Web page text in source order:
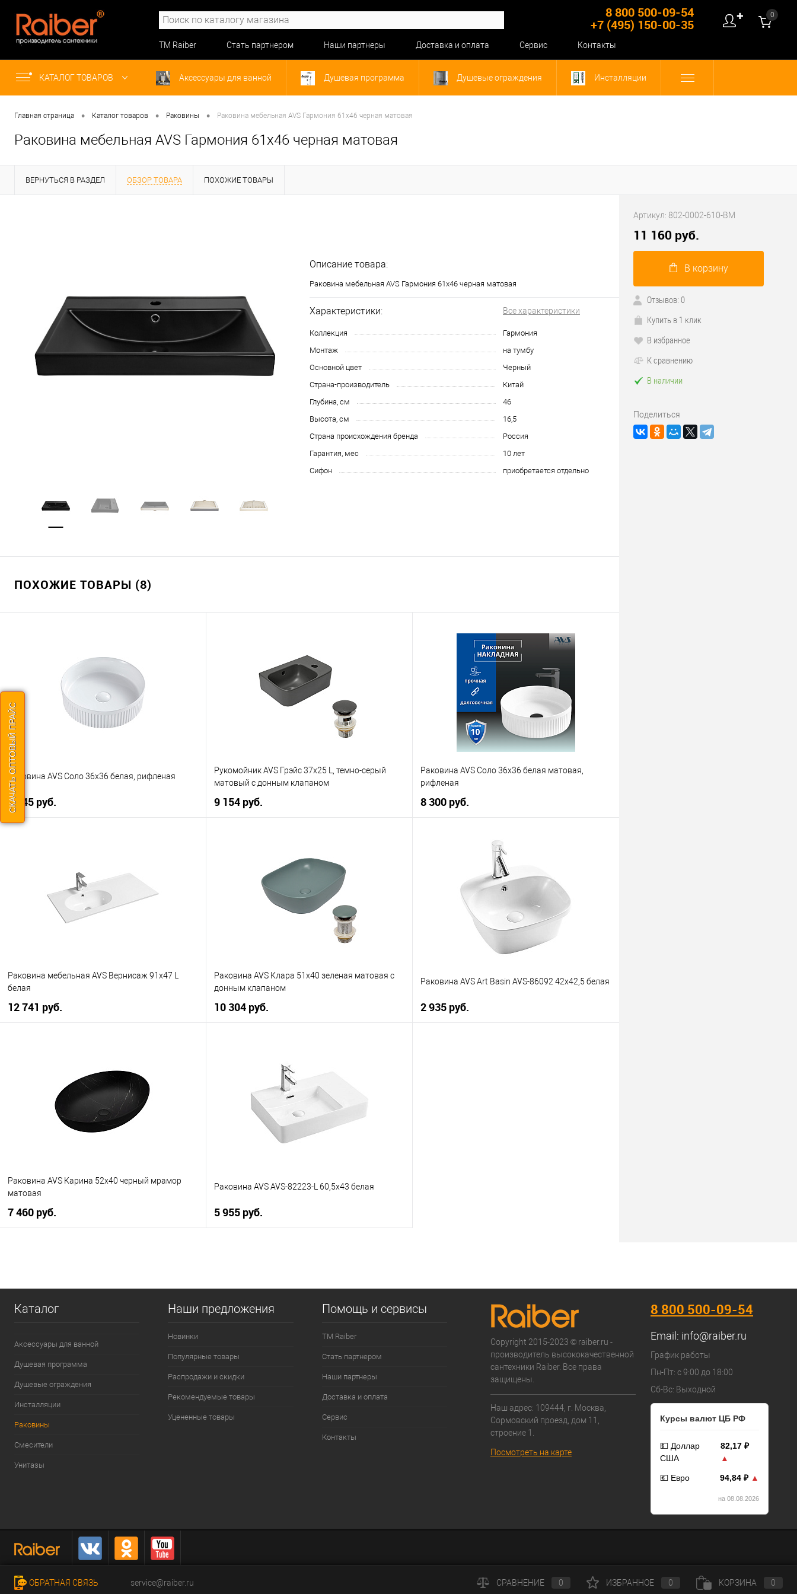
8 800 500-09-54
+7 (495) 150-00-35
ТМ Raiber Стать партнером Наши партнеры Доставка и оплата Сервис Контакты
✚ 0
КАТАЛОГ ТОВАРОВ Аксессуары для ванной Душевая программа Душевые ограждения Инсталляции
Главная страница • Каталог товаров • Раковины • Раковина мебельная AVS Гармония 61x46 черная матовая
Раковина мебельная AVS Гармония 61x46 черная матовая
ВЕРНУТЬСЯ В РАЗДЕЛ ОБЗОР ТОВАРА ПОХОЖИЕ ТОВАРЫ
Описание товара:
Раковина мебельная AVS Гармония 61x46 черная матовая
Характеристики: Все характеристики
Коллекция
Гармония
Монтаж
на тумбу
Основной цвет
Черный
Страна-производитель
Китай
Глубина, см
46
Высота, см
16,5
Страна происхождения бренда
Россия
Гарантия, мес
10 лет
Сифон
приобретается отдельно
ПОХОЖИЕ ТОВАРЫ (8)
Раковина AVS Соло 36x36 белая, рифленая
6 545 руб.
Рукомойник AVS Грэйс 37x25 L, темно-серый
матовый с донным клапаном
9 154 руб.
Купить в 1 клик
К сравнению
В избранное
В наличии
Раковина AVS Соло 36x36 белая матовая,
рифленая
8 300 руб.
В избранное
В наличии
Раковина мебельная AVS Вернисаж 91х47 L
белая
12 741 руб.
К сравнению
В избранное
В наличии
Раковина AVS Клара 51x40 зеленая матовая с
донным клапаном
10 304 руб.
В избранное
Раковина AVS Art Basin AVS-86092 42х42,5 белая
2 935 руб.
Раковина AVS Карина 52x40 черный мрамор
матовая
7 460 руб.
Раковина AVS AVS-82223-L 60,5х43 белая
5 955 руб.
Артикул: 802-0002-610-BM
11 160 руб.
В корзину
Отзывов: 0
Купить в 1 клик
В избранное
К сравнению
В наличии
Поделиться
Каталог
Аксессуары для ванной
Душевая программа
Душевые ограждения
Инсталляции
Раковины
Смесители
Унитазы
Наши предложения
Новинки
Популярные товары
Распродажи и скидки
Рекомендуемые товары
Уцененные товары
Помощь и сервисы
ТМ Raiber
Стать партнером
Наши партнеры
Доставка и оплата
Сервис
Контакты
Copyright 2015-2023 © raiber.ru -
производитель высококачественной
сантехники Raiber. Все права
защищены.
Наш адрес: 109444, г. Москва,
Cормовский проезд, дом 11,
строение 1.
Посмотреть на карте
8 800 500-09-54
Email: info@raiber.ru
График работы
Пн-Пт: с 9:00 до 18:00
Сб-Вс: Выходной
Курсы валют ЦБ РФ
💵 Доллар
США
82,17 ₽
▲
💶 Евро 94,84 ₽ ▲
на 08.08.2026
СКАЧАТЬ ОПТОВЫЙ ПРАЙС
ОБРАТНАЯ СВЯЗЬ service@raiber.ru СРАВНЕНИЕ 0 ИЗБРАННОЕ 0 КОРЗИНА 0